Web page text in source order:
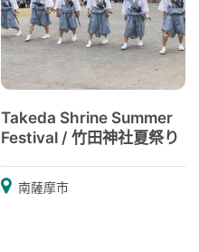
Takeda Shrine Summer
Festival / 竹田神社夏祭り
南薩摩市